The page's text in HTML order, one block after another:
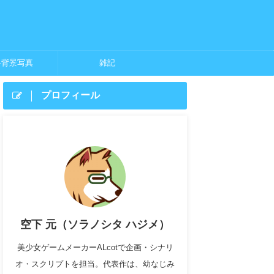
景写真 雑記
プロフィール
空下 元（ソラノシタ ハジメ）
美少女ゲームメーカーALcotで企画・シナリ
オ・スクリプトを担当。代表作は、幼なじみ